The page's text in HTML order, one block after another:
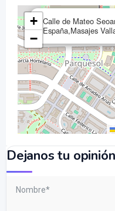
Calle de Mateo
España,Masajes
+
−
Dejanos tu